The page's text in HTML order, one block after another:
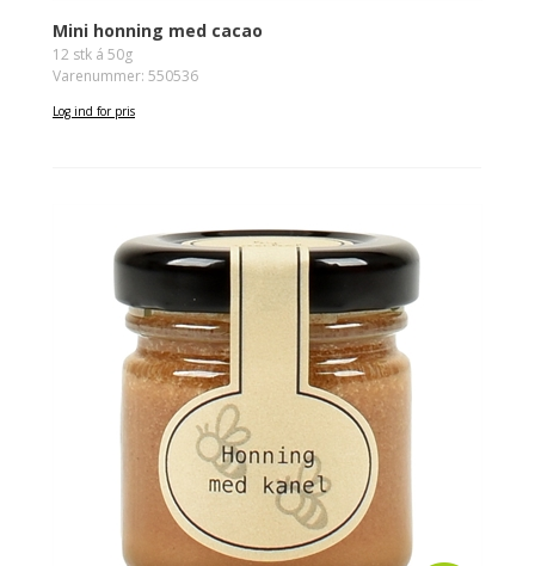
Mini honning med cacao
12 stk á 50g
Varenummer: 550536
Log ind for pris